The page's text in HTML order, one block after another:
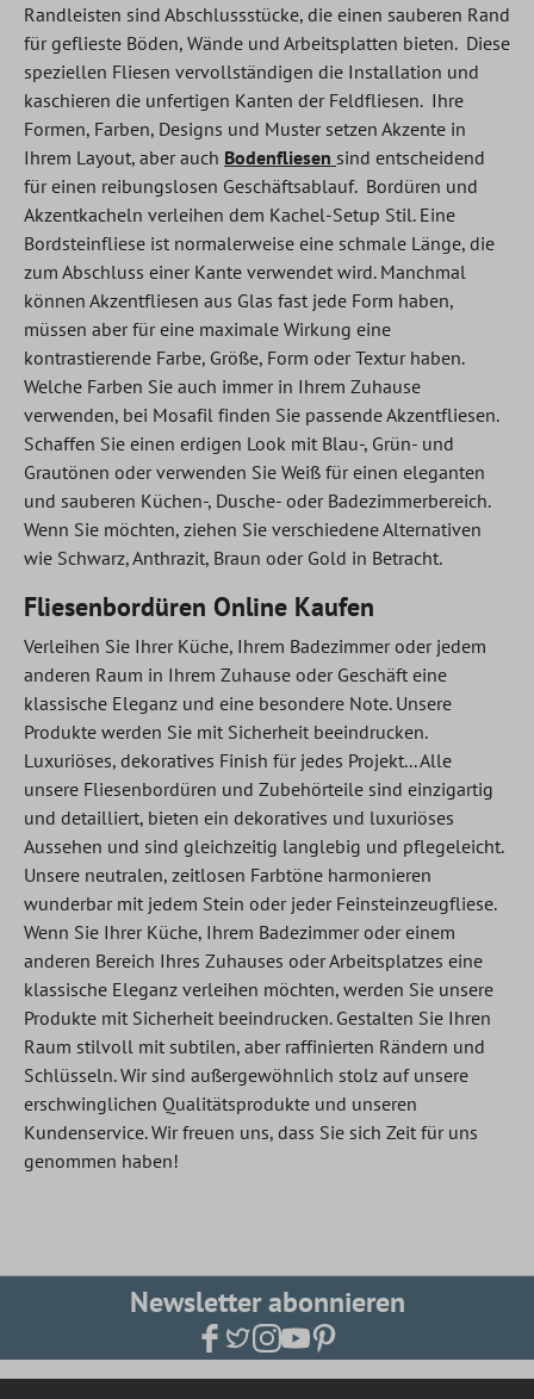
Randleisten sind Abschlussstücke, die einen sauberen Rand
für geflieste Böden, Wände und Arbeitsplatten bieten. Diese
speziellen Fliesen vervollständigen die Installation und
kaschieren die unfertigen Kanten der Feldfliesen. Ihre
Formen, Farben, Designs und Muster setzen Akzente in
Ihrem Layout, aber auch Bodenfliesen sind entscheidend
für einen reibungslosen Geschäftsablauf. Bordüren und
Akzentkacheln verleihen dem Kachel-Setup Stil. Eine
Bordsteinfliese ist normalerweise eine schmale Länge, die
zum Abschluss einer Kante verwendet wird. Manchmal
können Akzentfliesen aus Glas fast jede Form haben,
müssen aber für eine maximale Wirkung eine
kontrastierende Farbe, Größe, Form oder Textur haben.
Welche Farben Sie auch immer in Ihrem Zuhause
verwenden, bei Mosafil finden Sie passende Akzentfliesen.
Schaffen Sie einen erdigen Look mit Blau-, Grün- und
Grautönen oder verwenden Sie Weiß für einen eleganten
und sauberen Küchen-, Dusche- oder Badezimmerbereich.
Wenn Sie möchten, ziehen Sie verschiedene Alternativen
wie Schwarz, Anthrazit, Braun oder Gold in Betracht.
Fliesenbordüren Online Kaufen
Verleihen Sie Ihrer Küche, Ihrem Badezimmer oder jedem
anderen Raum in Ihrem Zuhause oder Geschäft eine
klassische Eleganz und eine besondere Note. Unsere
Produkte werden Sie mit Sicherheit beeindrucken.
Luxuriöses, dekoratives Finish für jedes Projekt... Alle
unsere Fliesenbordüren und Zubehörteile sind einzigartig
und detailliert, bieten ein dekoratives und luxuriöses
Aussehen und sind gleichzeitig langlebig und pflegeleicht.
Unsere neutralen, zeitlosen Farbtöne harmonieren
wunderbar mit jedem Stein oder jeder Feinsteinzeugfliese.
Wenn Sie Ihrer Küche, Ihrem Badezimmer oder einem
anderen Bereich Ihres Zuhauses oder Arbeitsplatzes eine
klassische Eleganz verleihen möchten, werden Sie unsere
Produkte mit Sicherheit beeindrucken. Gestalten Sie Ihren
Raum stilvoll mit subtilen, aber raffinierten Rändern und
Schlüsseln. Wir sind außergewöhnlich stolz auf unsere
erschwinglichen Qualitätsprodukte und unseren
Kundenservice. Wir freuen uns, dass Sie sich Zeit für uns
genommen haben!
Newsletter abonnieren